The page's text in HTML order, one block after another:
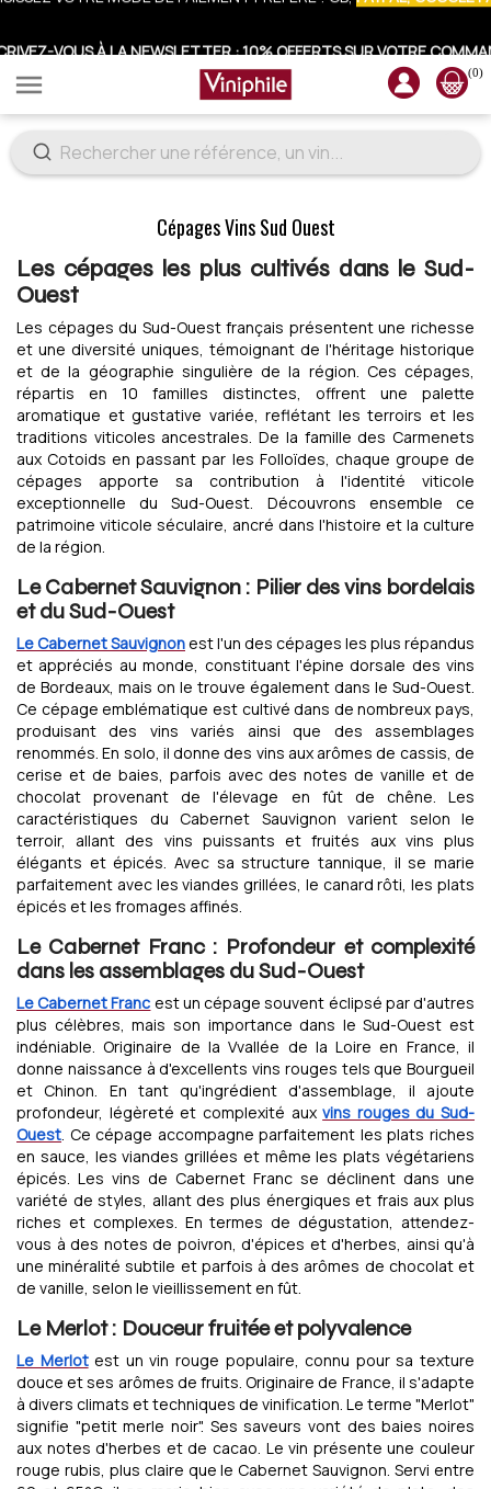
 (0)
Cépages Vins Sud Ouest
Les cépages les plus cultivés dans le Sud-
Ouest
Les cépages du Sud-Ouest français présentent une richesse
et une diversité uniques, témoignant de l'héritage historique
et de la géographie singulière de la région. Ces cépages,
répartis en 10 familles distinctes, offrent une palette
aromatique et gustative variée, reflétant les terroirs et les
traditions viticoles ancestrales. De la famille des Carmenets
aux Cotoids en passant par les Folloïdes, chaque groupe de
cépages apporte sa contribution à l'identité viticole
exceptionnelle du Sud-Ouest. Découvrons ensemble ce
patrimoine viticole séculaire, ancré dans l'histoire et la culture
de la région.
Le Cabernet Sauvignon : Pilier des vins bordelais
et du Sud-Ouest
Le Cabernet Sauvignonest l'un des cépages les plus répandus
et appréciés au monde, constituant l'épine dorsale des vins
de Bordeaux, mais on le trouve également dans le Sud-Ouest.
Ce cépage emblématique est cultivé dans de nombreux pays,
produisant des vins variés ainsi que des assemblages
renommés. En solo, il donne des vins aux arômes de cassis, de
cerise et de baies, parfois avec des notes de vanille et de
chocolat provenant de l'élevage en fût de chêne. Les
caractéristiques du Cabernet Sauvignon varient selon le
terroir, allant des vins puissants et fruités aux vins plus
élégants et épicés. Avec sa structure tannique, il se marie
parfaitement avec les viandes grillées, le canard rôti, les plats
épicés et les fromages affinés.
Le Cabernet Franc : Profondeur et complexité
dans les assemblages du Sud-Ouest
Le Cabernet Franc est un cépage souvent éclipsé par d'autres
plus célèbres, mais son importance dans le Sud-Ouest est
indéniable. Originaire de la Vvallée de la Loire en France, il
donne naissance à d'excellents vins rouges tels que Bourgueil
et Chinon. En tant qu'ingrédient d'assemblage, il ajoute
profondeur, légèreté et complexité auxvins rouges du Sud-
Ouest. Ce cépage accompagne parfaitement les plats riches
en sauce, les viandes grillées et même les plats végétariens
épicés. Les vins de Cabernet Franc se déclinent dans une
variété de styles, allant des plus énergiques et frais aux plus
riches et complexes. En termes de dégustation, attendez-
vous à des notes de poivron, d'épices et d'herbes, ainsi qu'à
une minéralité subtile et parfois à des arômes de chocolat et
de vanille, selon le vieillissement en fût.
Le Merlot : Douceur fruitée et polyvalence
Le Merlotest un vin rouge populaire, connu pour sa texture
douce et ses arômes de fruits. Originaire de France, il s'adapte
à divers climats et techniques de vinification. Le terme "Merlot"
signifie "petit merle noir". Ses saveurs vont des baies noires
aux notes d'herbes et de cacao. Le vin présente une couleur
rouge rubis, plus claire que le Cabernet Sauvignon. Servi entre